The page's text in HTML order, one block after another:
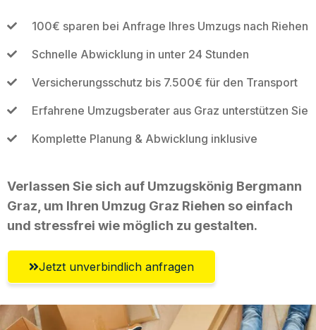
100€ sparen bei Anfrage Ihres Umzugs nach Riehen
Schnelle Abwicklung in unter 24 Stunden
Versicherungsschutz bis 7.500€ für den Transport
Erfahrene Umzugsberater aus Graz unterstützen Sie
Komplette Planung & Abwicklung inklusive
Verlassen Sie sich auf Umzugskönig Bergmann
Graz, um Ihren Umzug Graz Riehen so einfach
und stressfrei wie möglich zu gestalten.
Jetzt unverbindlich anfragen